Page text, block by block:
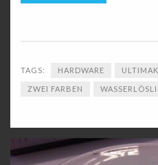
TAGS: HARDWARE
ZWEI FARBEN